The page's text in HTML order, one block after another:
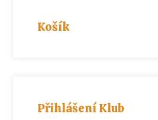
Košík
Přihlášení Klub